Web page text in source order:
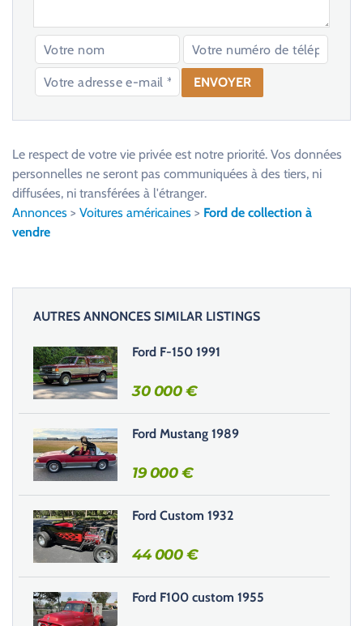
e
s
e
r
c
e
c
h
a
m
p
v
d
e
.
Le respect de votre vie privée est notre priorité. Vos données
personnelles ne seront pas communiquées à des tiers, ni
diffusées, ni transférées à l'étranger.
Annonces > Voitures américaines > Ford de collection à
vendre
AUTRES ANNONCES SIMILAR LISTINGS
Ford F-150 1991
30 000€
Ford Mustang 1989
19 000€
Ford Custom 1932
44 000€
Ford F100 custom 1955